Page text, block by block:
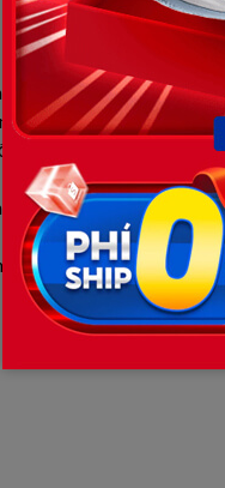
con gái, anh sững
Trên bàn học phủ một
Một tờ giấy gấp làm tư
như thắt lại:
dám ngủ trong nhà